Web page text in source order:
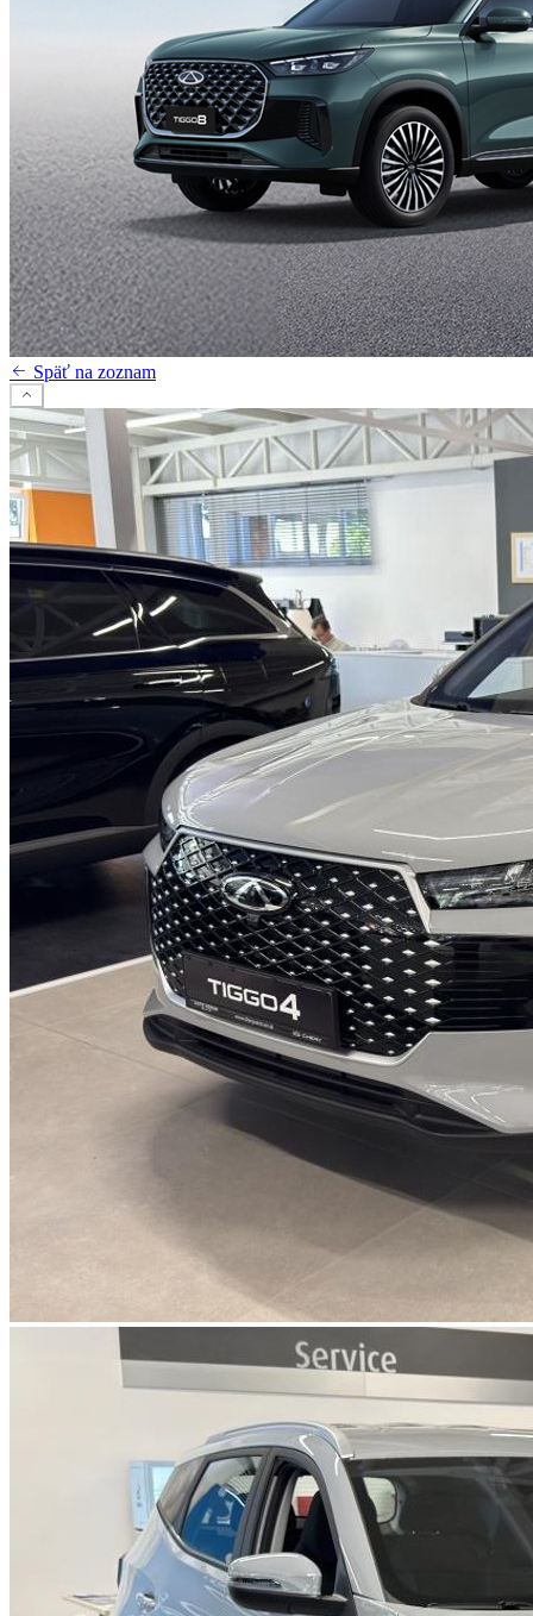
Späť na zoznam